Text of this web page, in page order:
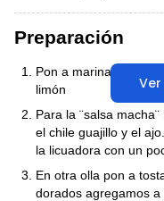
Preparación
Pon a marinar el
limón
Para la ¨salsa
el chile guajillo y el
la licuadora con un
En otra olla pon a
dorados agregamos